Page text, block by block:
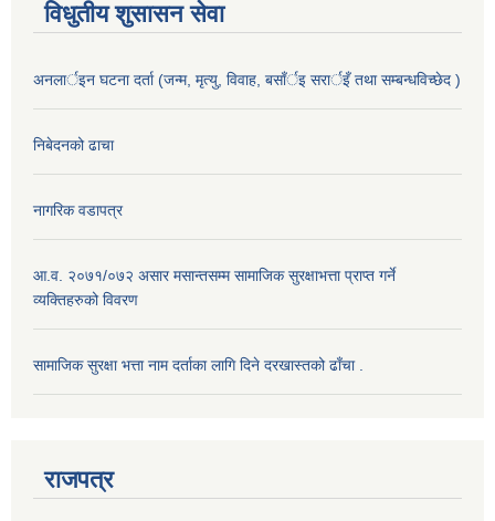
विधुतीय शुसासन सेवा
अनलार्इन घटना दर्ता (जन्म, मृत्यु, विवाह, बसाँर्इ सरार्इँ तथा सम्बन्धविच्छेद )
निबेदनको ढाचा
नागरिक वडापत्र
आ.व. २०७१/०७२ असार मसान्तसम्म सामाजिक सुरक्षाभत्ता प्राप्त गर्ने
व्यक्तिहरुको विवरण
सामाजिक सुरक्षा भत्ता नाम दर्ताका लागि दिने दरखास्तको ढाँचा .
राजपत्र